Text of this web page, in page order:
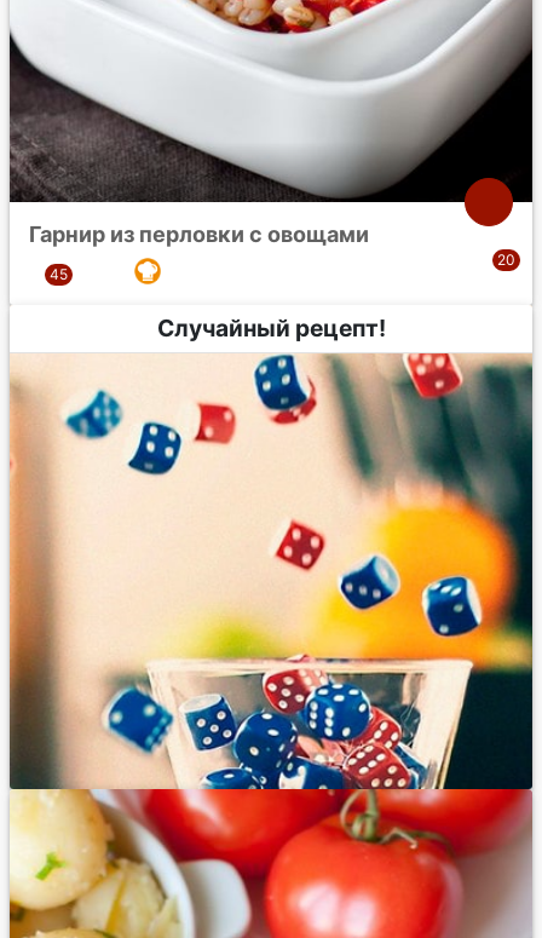
Гарнир из перловки с овощами
Случайный рецепт!